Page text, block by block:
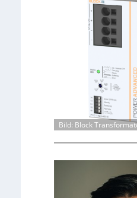
Bild: Block